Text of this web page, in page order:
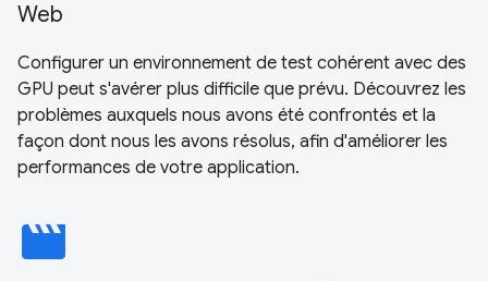
Web
Configurer un environnement de test cohérent avec des
GPU peut s'avérer plus difficile que prévu. Découvrez les
problèmes auxquels nous avons été confrontés et la
façon dont nous les avons résolus, afin d'améliorer les
performances de votre application.
movie